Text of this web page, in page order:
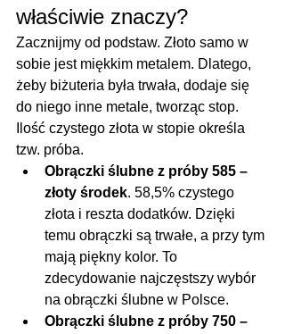
właściwie znaczy?
Zacznijmy od podstaw. Złoto samo w
sobie jest miękkim metalem. Dlatego,
żeby biżuteria była trwała, dodaje się
do niego inne metale, tworząc stop.
Ilość czystego złota w stopie określa
tzw. próba.
Obrączki ślubne z próby 585 –
złoty środek. 58,5% czystego
złota i reszta dodatków. Dzięki
temu obrączki są trwałe, a przy tym
mają piękny kolor. To
zdecydowanie najczęstszy wybór
na obrączki ślubne w Polsce.
Obrączki ślubne z próby 750 –